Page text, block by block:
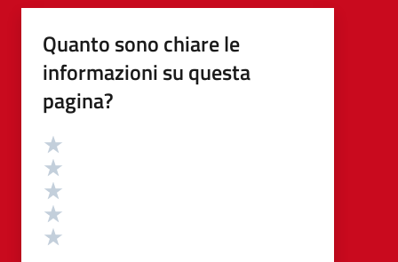
Quanto sono chiare le
informazioni su questa
pagina?
Valutazione